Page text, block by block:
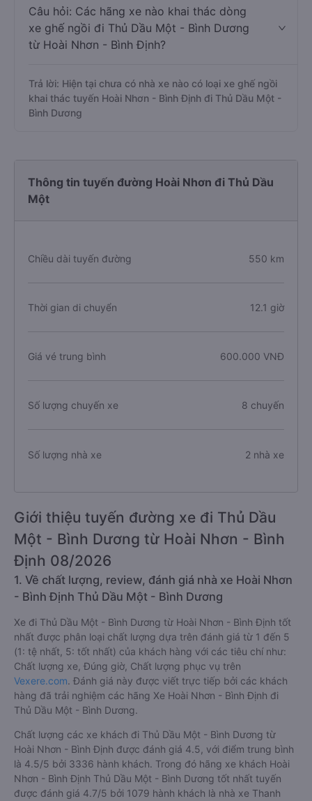
Câu hỏi: Các hãng xe nào khai thác dòng
xe ghế ngồi đi Thủ Dầu Một - Bình Dương
từ Hoài Nhơn - Bình Định?
Trả lời: Hiện tại chưa có nhà xe nào có loại xe ghế ngồi
khai thác tuyến Hoài Nhơn - Bình Định đi Thủ Dầu Một -
Bình Dương
Thông tin tuyến đường Hoài Nhơn đi Thủ Dầu
Một
Chiều dài tuyến đường 550 km
Thời gian di chuyển 12.1 giờ
Giá vé trung bình 600.000 VNĐ
Số lượng chuyến xe 8 chuyến
Số lượng nhà xe 2 nhà xe
Giới thiệu tuyến đường xe đi Thủ Dầu
Một - Bình Dương từ Hoài Nhơn - Bình
Định 08/2026
1. Về chất lượng, review, đánh giá nhà xe Hoài Nhơn
- Bình Định Thủ Dầu Một - Bình Dương
Xe đi Thủ Dầu Một - Bình Dương từ Hoài Nhơn - Bình Định tốt
nhất được phân loại chất lượng dựa trên đánh giá từ 1 đến 5
(1: tệ nhất, 5: tốt nhất) của khách hàng với các tiêu chí như:
Chất lượng xe, Đúng giờ, Chất lượng phục vụ trên
Vexere.com. Đánh giá này được viết trực tiếp bởi các khách
hàng đã trải nghiệm các hãng Xe Hoài Nhơn - Bình Định đi
Thủ Dầu Một - Bình Dương.
Chất lượng các xe khách đi Thủ Dầu Một - Bình Dương từ
Hoài Nhơn - Bình Định được đánh giá 4.5, với điểm trung bình
là 4.5/5 bởi 3336 hành khách. Trong đó hãng xe khách Hoài
Nhơn - Bình Định Thủ Dầu Một - Bình Dương tốt nhất tuyến
được đánh giá 4.7/5 bởi 1079 hành khách là nhà xe Thanh